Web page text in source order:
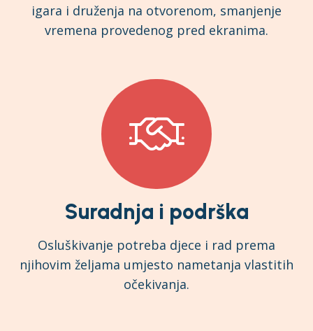
igara i druženja na otvorenom, smanjenje
vremena provedenog pred ekranima.
Suradnja i podrška
Osluškivanje potreba djece i rad prema
njihovim željama umjesto nametanja vlastitih
očekivanja.